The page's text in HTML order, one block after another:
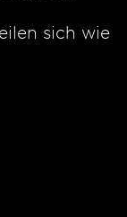
sich wie